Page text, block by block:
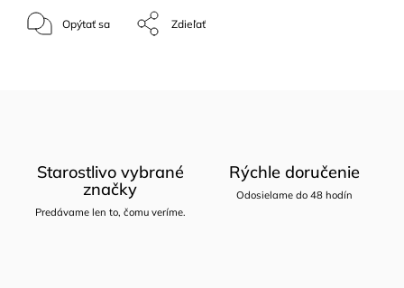
Opýtať sa Zdieľať
Starostlivo vybrané
značky
Predávame len to, čomu veríme.
Rýchle doručenie
Odosielame do 48 hodín